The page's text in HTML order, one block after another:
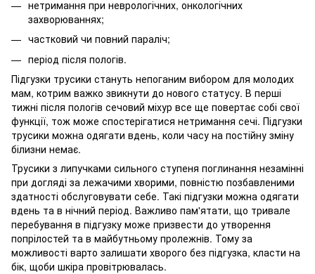
нетримання при неврологічних, онкологічних
захворюваннях;
частковий чи повний параліч;
період після пологів.
Підгузки трусики стануть непоганим вибором для молодих
мам, котрим важко звикнути до нового статусу. В перші
тижні після пологів сечовий міхур все ще повертає собі свої
функції, тож може спостерігатися нетримання сечі. Підгузки
трусики можна одягати вдень, коли часу на постійну зміну
білизни немає.
Трусики з липучками сильного ступеня поглинання незамінні
при догляді за лежачими хворими, повністю позбавленими
здатності обслуговувати себе. Такі підгузки можна одягати
вдень та в нічний період. Важливо пам'ятати, що тривале
перебування в підгузку може призвести до утворення
попрілостей та в майбутньому пролежнів. Тому за
можливості варто залишати хворого без підгузка, класти на
бік, щоби шкіра провітрювалась.